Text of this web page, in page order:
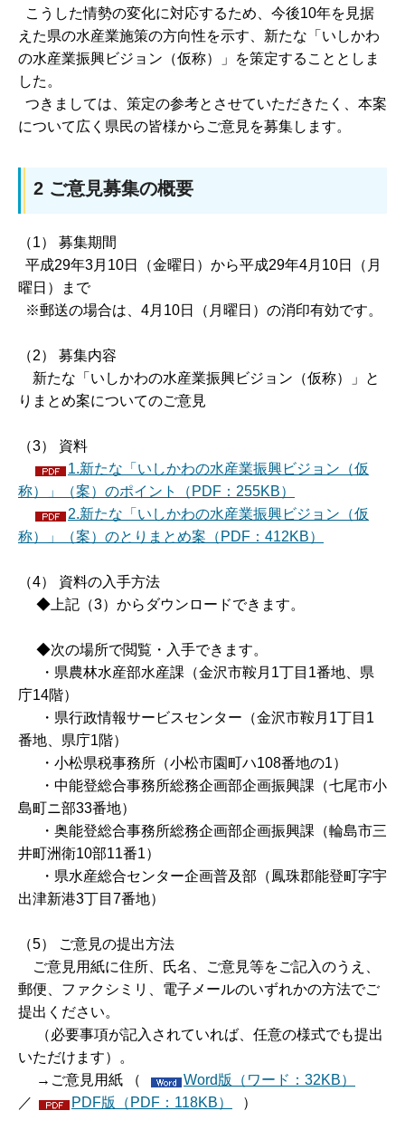
こうした情勢の変化に対応するため、今後10年を見据
えた県の水産業施策の方向性を示す、新たな「いしかわ
の水産業振興ビジョン（仮称）」を策定することとしま
した。
つきましては、策定の参考とさせていただきたく、本案
について広く県民の皆様からご意見を募集します。
2 ご意見募集の概要
（1） 募集期間
平成29年3月10日（金曜日）から平成29年4月10日（月
曜日）まで
※郵送の場合は、4月10日（月曜日）の消印有効です。
（2） 募集内容
新たな「いしかわの水産業振興ビジョン（仮称）」と
りまとめ案についてのご意見
（3） 資料
1.新たな「いしかわの水産業振興ビジョン（仮
称）」（案）のポイント（PDF：255KB）
2.新たな「いしかわの水産業振興ビジョン（仮
称）」（案）のとりまとめ案（PDF：412KB）
（4） 資料の入手方法
◆上記（3）からダウンロードできます。
◆次の場所で閲覧・入手できます。
・県農林水産部水産課（金沢市鞍月1丁目1番地、県
庁14階）
・県行政情報サービスセンター（金沢市鞍月1丁目1
番地、県庁1階）
・小松県税事務所（小松市園町ハ108番地の1）
・中能登総合事務所総務企画部企画振興課（七尾市小
島町ニ部33番地）
・奥能登総合事務所総務企画部企画振興課（輪島市三
井町洲衛10部11番1）
・県水産総合センター企画普及部（鳳珠郡能登町字宇
出津新港3丁目7番地）
（5） ご意見の提出方法
ご意見用紙に住所、氏名、ご意見等をご記入のうえ、
郵便、ファクシミリ、電子メールのいずれかの方法でご
提出ください。
（必要事項が記入されていれば、任意の様式でも提出
いただけます）。
→ご意見用紙 （
Word版（ワード：32KB）
／
PDF版（PDF：118KB） ）